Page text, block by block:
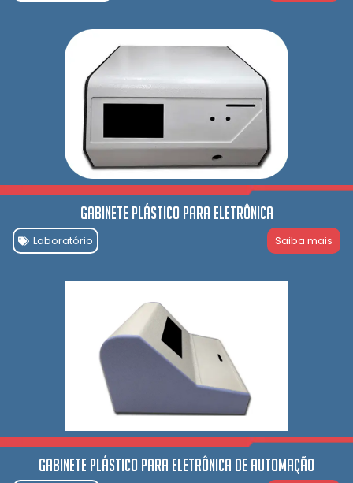
Gabinete Plástico para Eletrônica
Laboratório Saiba mais
Gabinete Plástico para Eletrônica de automação